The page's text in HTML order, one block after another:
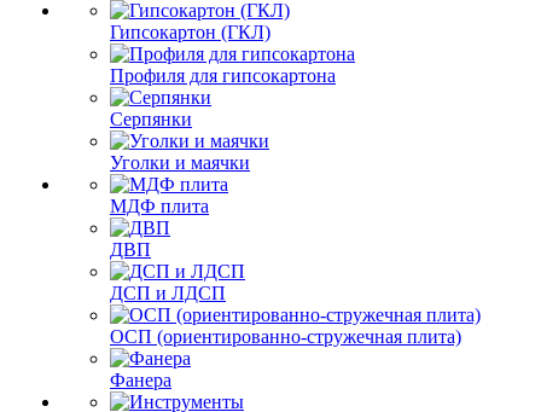
Гипсокартон (ГКЛ)
Профиля для гипсокартона
Серпянки
Уголки и маячки
МДФ плита
ДВП
ДСП и ЛДСП
ОСП (ориентированно-стружечная плита)
Фанера